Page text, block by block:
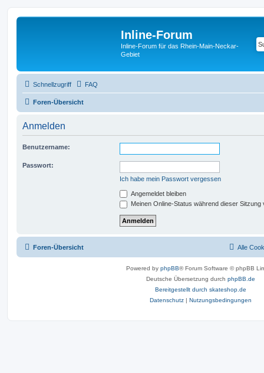
Inline-Forum
Inline-Forum für das Rhein-Main-Neckar-
Gebiet
Schnellzugriff FAQ
Foren-Übersicht
Anmelden
Benutzername:
Passwort:
Ich habe mein Passwort vergessen
Angemeldet bleiben
Meinen Online-Status während dieser Sitzung
Foren-Übersicht Alle
Powered by phpBB® Forum Software © phpBB
Deutsche Übersetzung durch phpBB.de
Bereitgestellt durch skateshop.de
Datenschutz | Nutzungsbedingungen